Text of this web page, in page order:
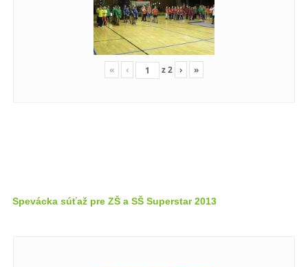
« ‹ z2 › »
Spevácka súťaž pre ZŠ a SŠ Superstar 2013